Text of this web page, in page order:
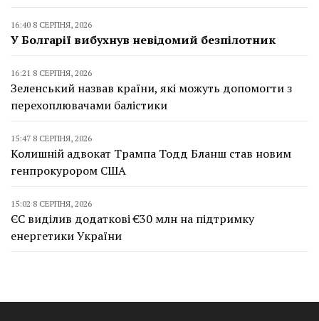
16:40 8 СЕРПНЯ, 2026
У Болгарії вибухнув невідомий безпілотник
16:21 8 СЕРПНЯ, 2026
Зеленський назвав країни, які можуть допомогти з
перехоплювачами балістики
15:47 8 СЕРПНЯ, 2026
Колишній адвокат Трампа Тодд Бланш став новим
генпрокурором США
15:02 8 СЕРПНЯ, 2026
ЄС виділив додаткові €30 млн на підтримку
енергетики України